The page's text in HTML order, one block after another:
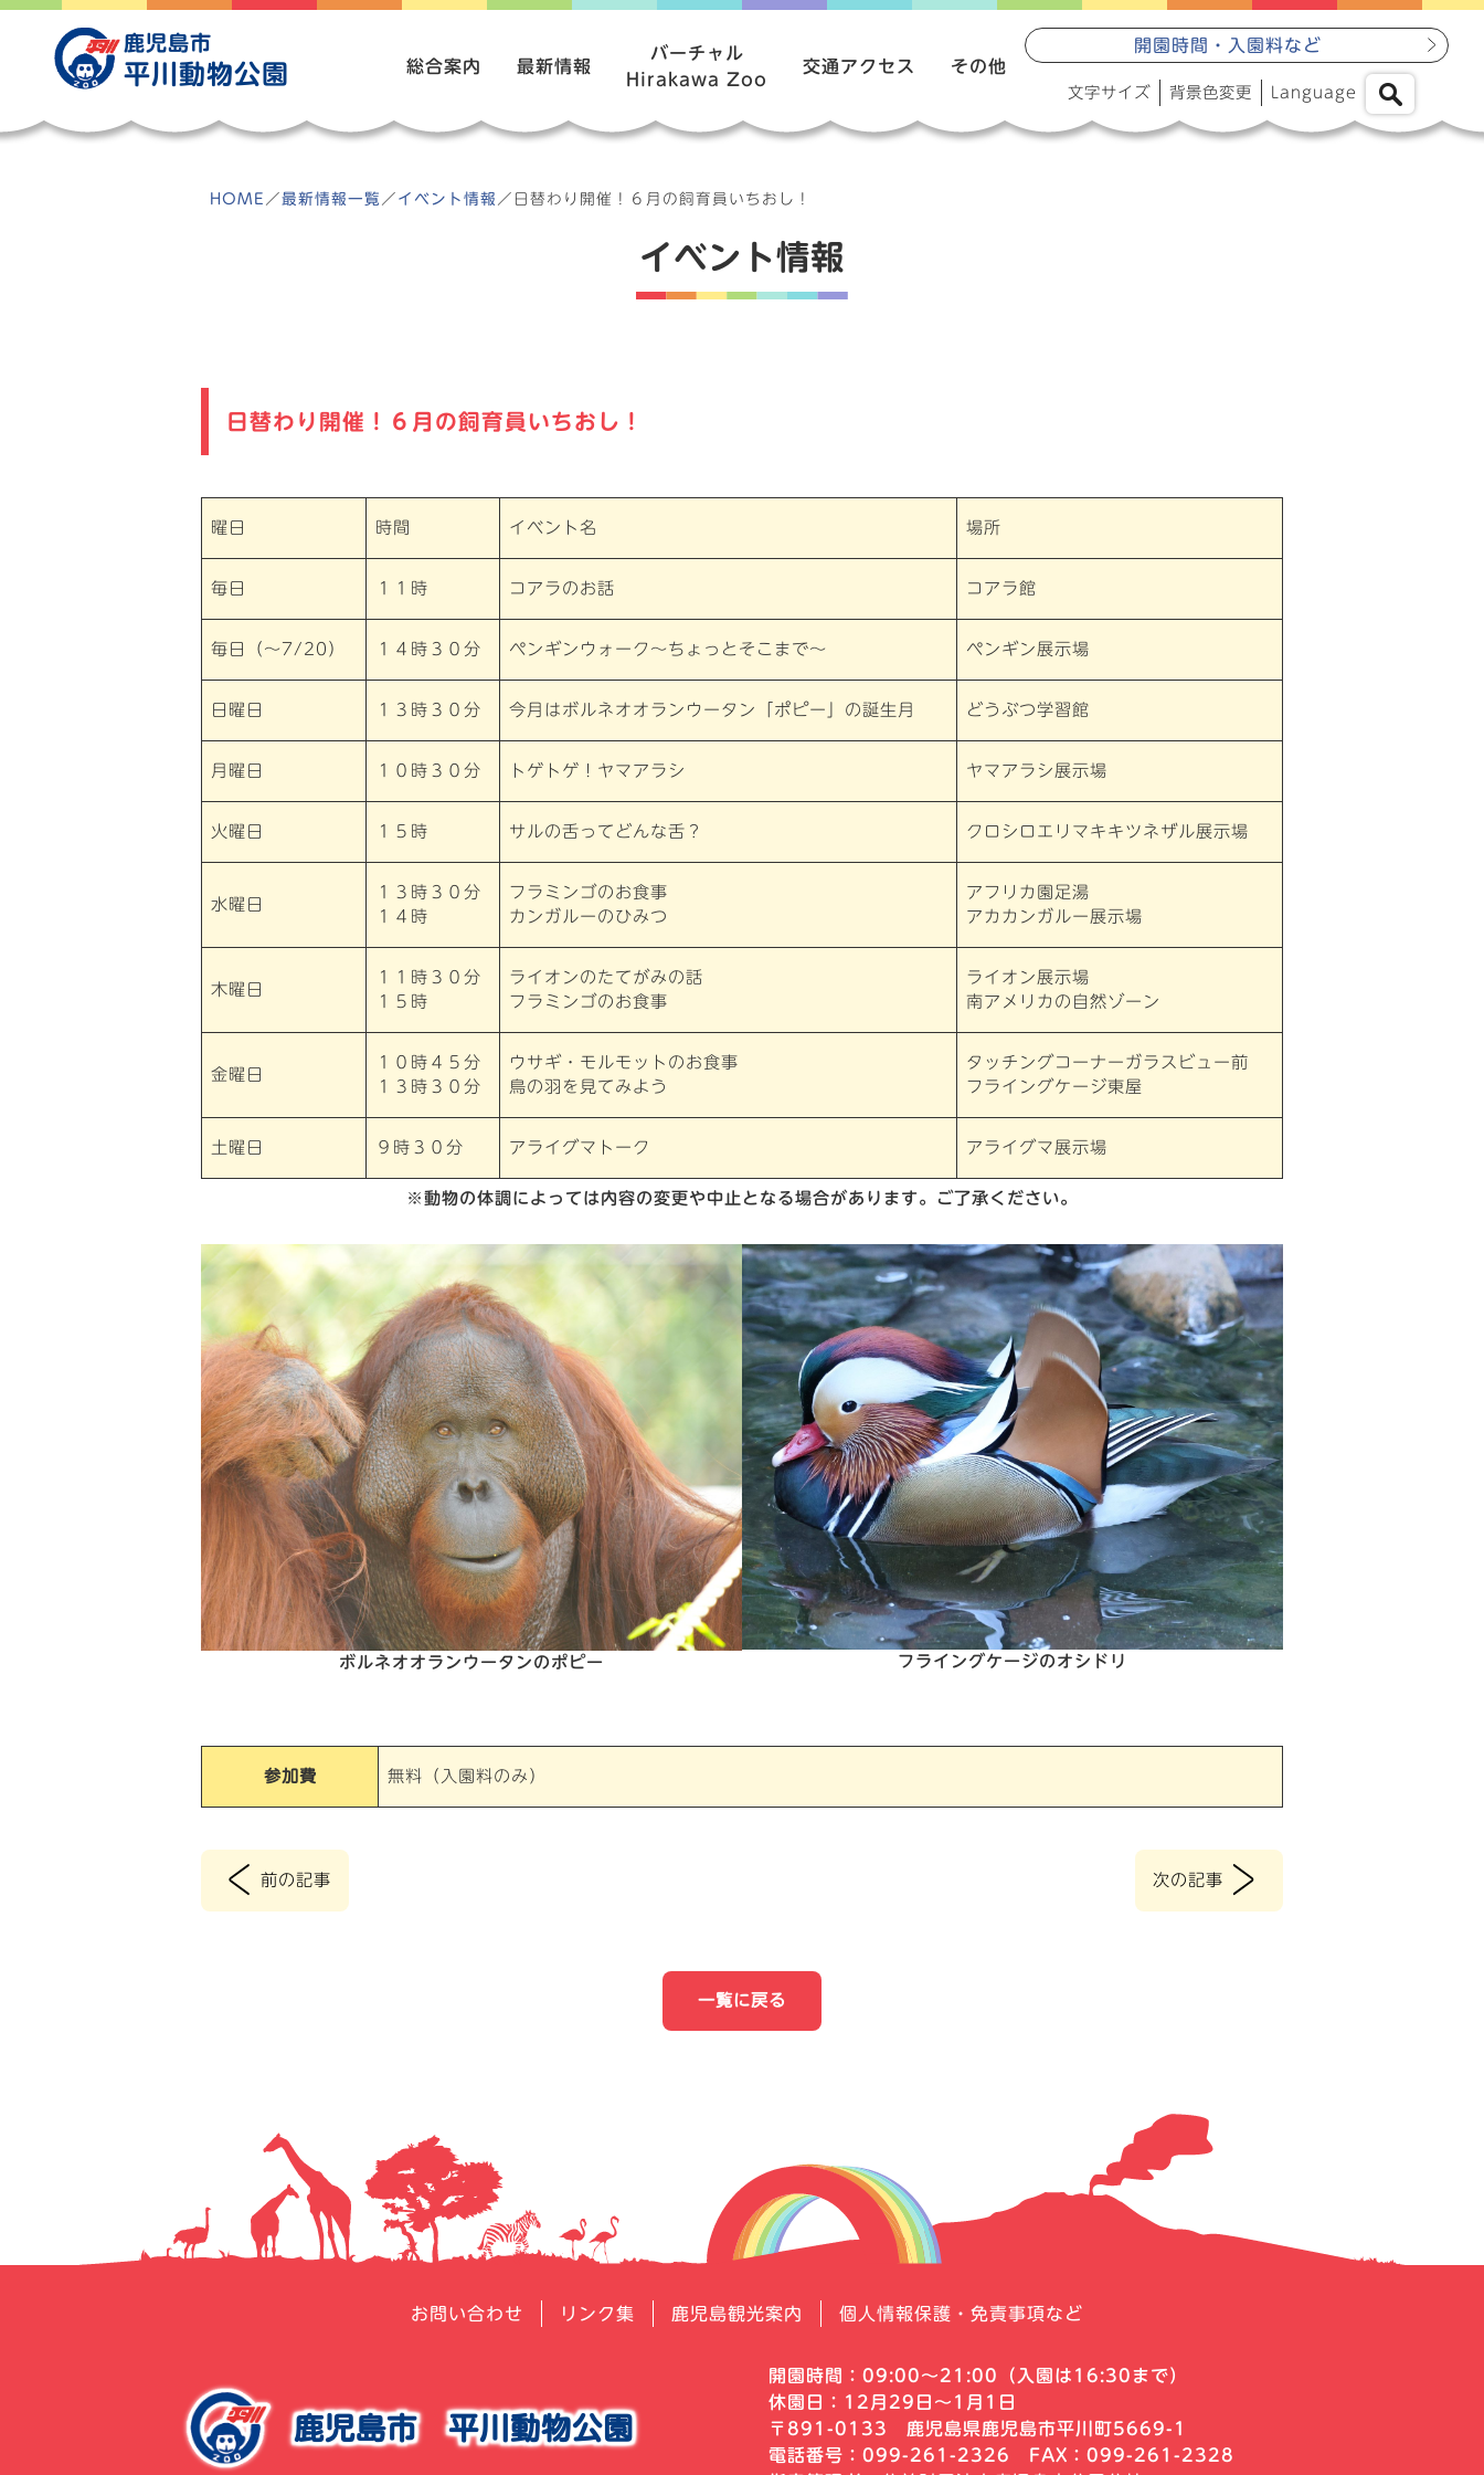
Skip
content
鹿児島市
平川動物公園 総合案内 最新情報
バーチャル
Hirakawa Zoo
交通アクセス その他
開園時間・入園料など
文字サイズ 背景色変更 Language
HOME ／ 最新情報一覧 ／ イベント情報 ／ 日替わり開催！６月の飼育員いちおし！
イベント情報
日替わり開催！６月の飼育員いちおし！
曜日 時間 イベント名 場所
毎日 １１時 コアラのお話 コアラ館
毎日（～7/20） １４時３０分 ペンギンウォーク〜ちょっとそこまで〜 ペンギン展示場
日曜日 １３時３０分 今月はボルネオオランウータン「ポピー」の誕生月 どうぶつ学習館
月曜日 １０時３０分 トゲトゲ！ヤマアラシ ヤマアラシ展示場
火曜日 １５時 サルの舌ってどんな舌？ クロシロエリマキキツネザル展示場
水曜日
１３時３０分
１４時
フラミンゴのお食事
カンガルーのひみつ
アフリカ園足湯
アカカンガルー展示場
木曜日
１１時３０分
１５時
ライオンのたてがみの話
フラミンゴのお食事
ライオン展示場
南アメリカの自然ゾーン
金曜日
１０時４５分
１３時３０分
ウサギ・モルモットのお食事
鳥の羽を見てみよう
タッチングコーナーガラスビュー前
フライングケージ東屋
土曜日 ９時３０分 アライグマトーク アライグマ展示場
※動物の体調によっては内容の変更や中止となる場合があります。ご了承ください。
ボルネオオランウータンのポピー フライングケージのオシドリ
参加費 無料（入園料のみ）
< 前の記事 次の記事 >
一覧に戻る
お問い合わせ リンク集 鹿児島観光案内 個人情報保護・免責事項など
鹿児島市平川動物公園
開園時間：09:00～21:00
（入園は16:30まで）
休園日：12月29日～1月1日
〒891-0133 鹿児島県鹿児島市平川町5669-1
電話番号：099-261-2326 FAX：099-261-2328